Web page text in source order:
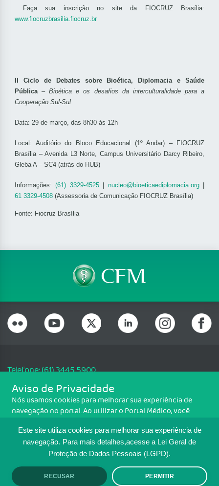
Este site utiliza cookies para melhorar sua experiência de
navegação. Para mais detalhes,acesse a Lei Geral de
Proteção de Dados Pessoais (LGPD).
RECUSAR PERMITIR
Faça sua inscrição no site da FIOCRUZ Brasília:
www.fiocruzbrasilia.fiocruz.br
II Ciclo de Debates sobre Bioética, Diplomacia e Saúde
Pública–Bioética e os desafios da interculturalidade para a
Cooperação Sul-Sul
Data: 29 de março, das 8h30 às 12h
Local: Auditório do Bloco Educacional (1º Andar) – FIOCRUZ
Brasília – Avenida L3 Norte, Campus Universitário Darcy Ribeiro,
Gleba A – SC4 (atrás do HUB)
Informações:(61) 3329-4525| nucleo@bioeticaediplomacia.org|
61 3329-4508 (Assessoria de Comunicação FIOCRUZ Brasília)
Fonte: Fiocruz Brasília
Telefone: (61) 3445 5900
Email: cfm@portalmedico.org.br
SGAS 616, Conjunto D, Lote 115, L2 Sul, Brasília/DF - CEP: 70200-760 -
CNPJ: 33.583.550/0001-30
MAPA DO SITE
TRANSPARÊNCIA E PRESTAÇÃO DE
CONTAS
Aviso de Privacidade
Nós usamos cookies para melhorar sua experiência de
navegação no portal. Ao utilizar o Portal Médico, você
Para ter mais informações sobre como isso é feito, acesse
Política de cookies. Se você concorda, clique em ACEITO.
ACEITO